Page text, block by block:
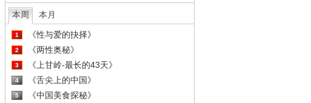
本周 本月
1 《性与爱的抉择》
2 《两性奥秘》
3 《上甘岭-最长的43天》
4 《舌尖上的中国》
5 《中国美食探秘》